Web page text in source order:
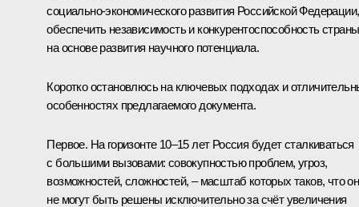
социально-экономического развития Российской Федерации,
обеспечить независимость и конкурентоспособность страны
на основе развития научного потенциала.
Коротко остановлюсь на ключевых подходах и
особенностях предлагаемого документа.
Первое. На горизонте 10–15 лет Россия будет сталкиваться
с большими вызовами: совокупностью проблем, угроз,
возможностей, сложностей, – масштаб которых таков, что
не могут быть решены исключительно за счёт увеличения